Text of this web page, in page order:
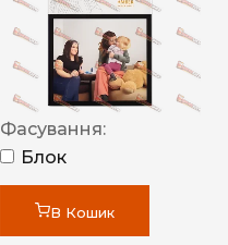
Фасування:
Блок
В Кошик